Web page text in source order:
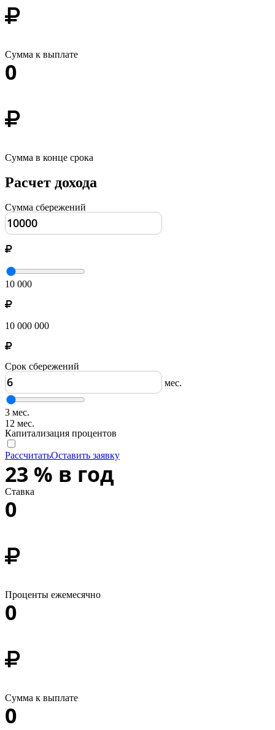
Сумма к выплате
0
Сумма в конце срока
Расчет дохода
Сумма сбережений
10 000
10 000 000
Срок сбережений
мес.
3 мес.
12 мес.
Капитализация процентов
РассчитатьОставить заявку
23 % в год
Ставка
0
Проценты ежемесячно
0
Сумма к выплате
0